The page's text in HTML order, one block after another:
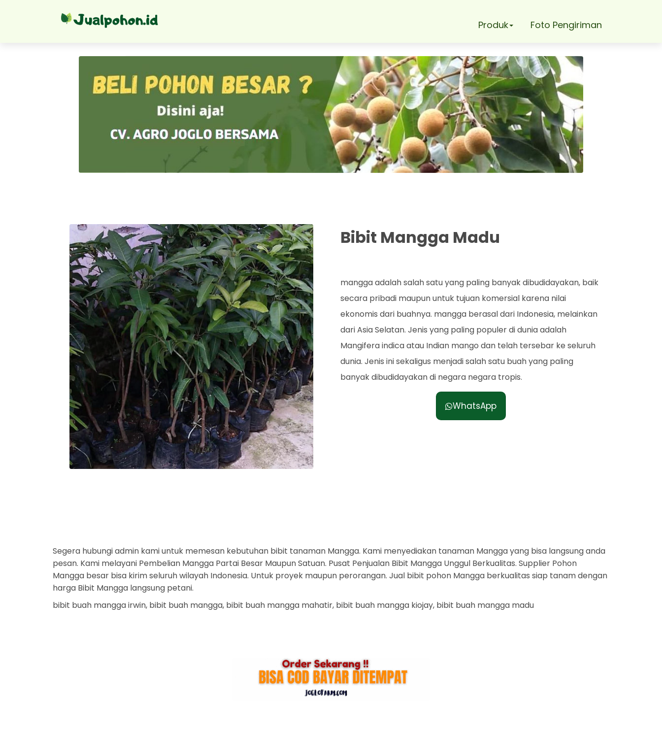
Produk Foto Pengiriman
Bibit Mangga Madu
mangga adalah salah satu yang paling banyak dibudidayakan, baik
secara pribadi maupun untuk tujuan komersial karena nilai
ekonomis dari buahnya. mangga berasal dari Indonesia, melainkan
dari Asia Selatan. Jenis yang paling populer di dunia adalah
Mangifera indica atau Indian mango dan telah tersebar ke seluruh
dunia. Jenis ini sekaligus menjadi salah satu buah yang paling
banyak dibudidayakan di negara negara tropis.
WhatsApp
Segera hubungi admin kami untuk memesan kebutuhan bibit tanaman Mangga. Kami menyediakan tanaman Mangga yang bisa langsung anda
pesan. Kami melayani Pembelian Mangga Partai Besar Maupun Satuan. Pusat Penjualan Bibit Mangga Unggul Berkualitas. Supplier Pohon
Mangga besar bisa kirim seluruh wilayah Indonesia. Untuk proyek maupun perorangan. Jual bibit pohon Mangga berkualitas siap tanam dengan
harga Bibit Mangga langsung petani.
bibit buah mangga irwin, bibit buah mangga, bibit buah mangga mahatir, bibit buah mangga kiojay, bibit buah mangga madu